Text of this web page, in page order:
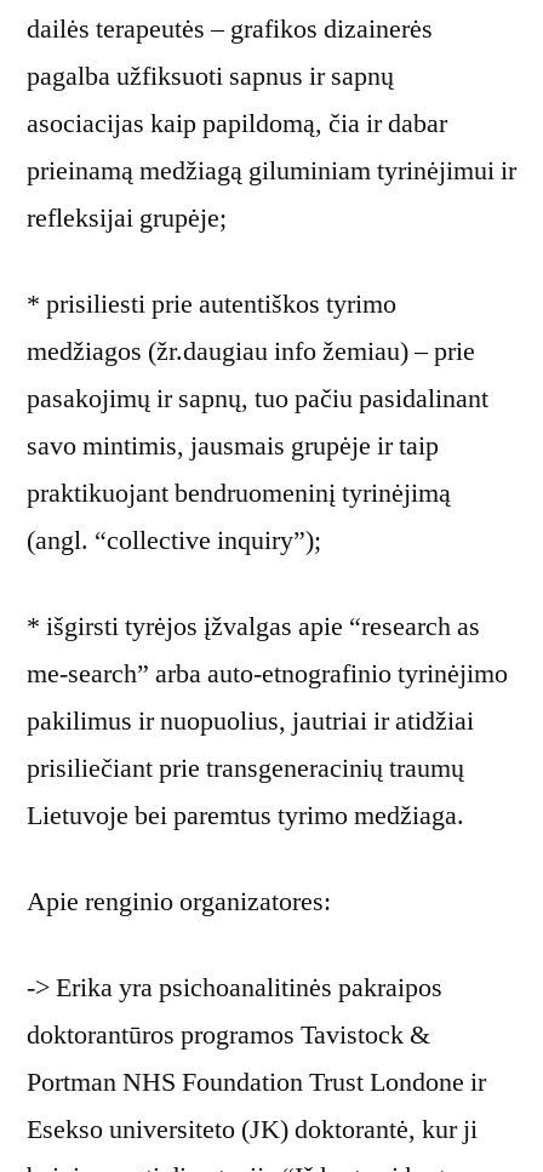
dailės terapeutės – grafikos dizainerės
pagalba užfiksuoti sapnus ir sapnų
asociacijas kaip papildomą, čia ir dabar
prieinamą medžiagą giluminiam tyrinėjimui ir
refleksijai grupėje;
* prisiliesti prie autentiškos tyrimo
medžiagos (žr.daugiau info žemiau) – prie
pasakojimų ir sapnų, tuo pačiu pasidalinant
savo mintimis, jausmais grupėje ir taip
praktikuojant bendruomeninį tyrinėjimą
(angl. “collective inquiry”);
* išgirsti tyrėjos įžvalgas apie “research as
me-search” arba auto-etnografinio tyrinėjimo
pakilimus ir nuopuolius, jautriai ir atidžiai
prisiliečiant prie transgeneracinių traumų
Lietuvoje bei paremtus tyrimo medžiaga.
Apie renginio organizatores:
-> Erika yra psichoanalitinės pakraipos
doktorantūros programos Tavistock &
Portman NHS Foundation Trust Londone ir
Esekso universiteto (JK) doktorantė, kur ji